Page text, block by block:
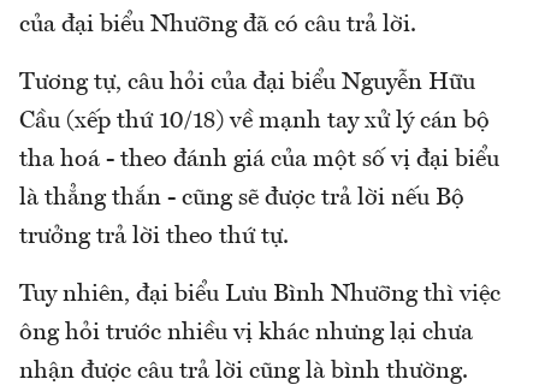
của đại biểu Nhưỡng đã có câu trả lời.
Tương tự, câu hỏi của đại biểu Nguyễn Hữu
Cầu (xếp thứ 10/18) về mạnh tay xử lý cán bộ
tha hoá - theo đánh giá của một số vị đại biểu
là thẳng thắn - cũng sẽ được trả lời nếu Bộ
trưởng trả lời theo thứ tự.
Tuy nhiên, đại biểu Lưu Bình Nhưỡng thì việc
ông hỏi trước nhiều vị khác nhưng lại chưa
nhận được câu trả lời cũng là bình thường.